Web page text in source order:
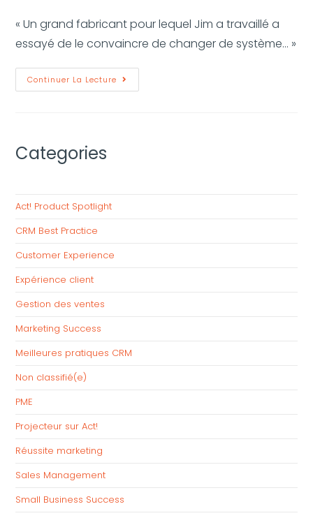
« Un grand fabricant pour lequel Jim a travaillé a
essayé de le convaincre de changer de système... »
Continuer La Lecture
Categories
Act! Product Spotlight
CRM Best Practice
Customer Experience
Expérience client
Gestion des ventes
Marketing Success
Meilleures pratiques CRM
Non classifié(e)
PME
Projecteur sur Act!
Réussite marketing
Sales Management
Small Business Success